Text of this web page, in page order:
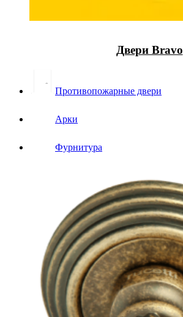
Двери Bravo
Противопожарные двери
Арки
Фурнитура